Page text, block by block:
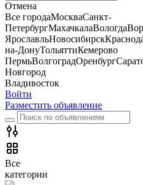
Отмена
Все городаМоскваСанкт-
ПетербургМахачкалаВологда
ЯрославльНовосибирск
на-ДонуТольяттиКемерово
ПермьВолгоградОренбург
Новгород
Владивосток
Войти
Разместить объявление
Все
категории